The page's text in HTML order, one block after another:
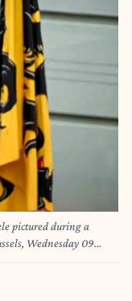
pictured during a
Wednesday 09